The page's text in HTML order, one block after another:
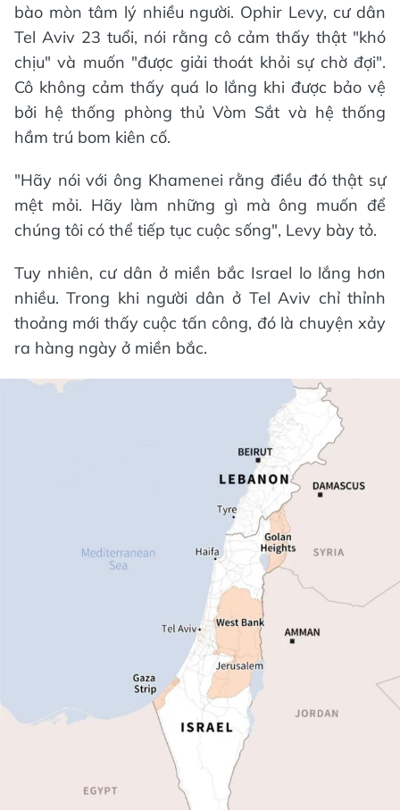
bào mòn tâm lý nhiều người. Ophir Levy, cư dân
Tel Aviv 23 tuổi, nói rằng cô cảm thấy thật "khó
chịu" và muốn "được giải thoát khỏi sự chờ đợi".
Cô không cảm thấy quá lo lắng khi được bảo vệ
bởi hệ thống phòng thủ Vòm Sắt và hệ thống
hầm trú bom kiên cố.
"Hãy nói với ông Khamenei rằng điều đó thật sự
mệt mỏi. Hãy làm những gì mà ông muốn để
chúng tôi có thể tiếp tục cuộc sống", Levy bày tỏ.
Tuy nhiên, cư dân ở miền bắc Israel lo lắng hơn
nhiều. Trong khi người dân ở Tel Aviv chỉ thỉnh
thoảng mới thấy cuộc tấn công, đó là chuyện xảy
ra hàng ngày ở miền bắc.